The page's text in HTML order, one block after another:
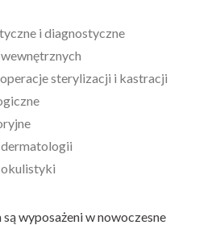
i diagnostyczne
sterylizacji i kastracji
dermatologii
okulistyki
wyposażeni w nowoczesne